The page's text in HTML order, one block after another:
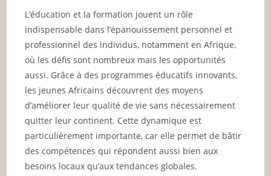
L’éducation et la formation jouent un rôle
indispensable dans l’épanouissement personnel et
professionnel des individus, notamment en Afrique,
où les défis sont nombreux mais les opportunités
aussi. Grâce à des programmes éducatifs innovants,
les jeunes Africains découvrent des moyens
d’améliorer leur qualité de vie sans nécessairement
quitter leur continent. Cette dynamique est
particulièrement importante, car elle permet de bâtir
des compétences qui répondent aussi bien aux
besoins locaux qu’aux tendances globales.